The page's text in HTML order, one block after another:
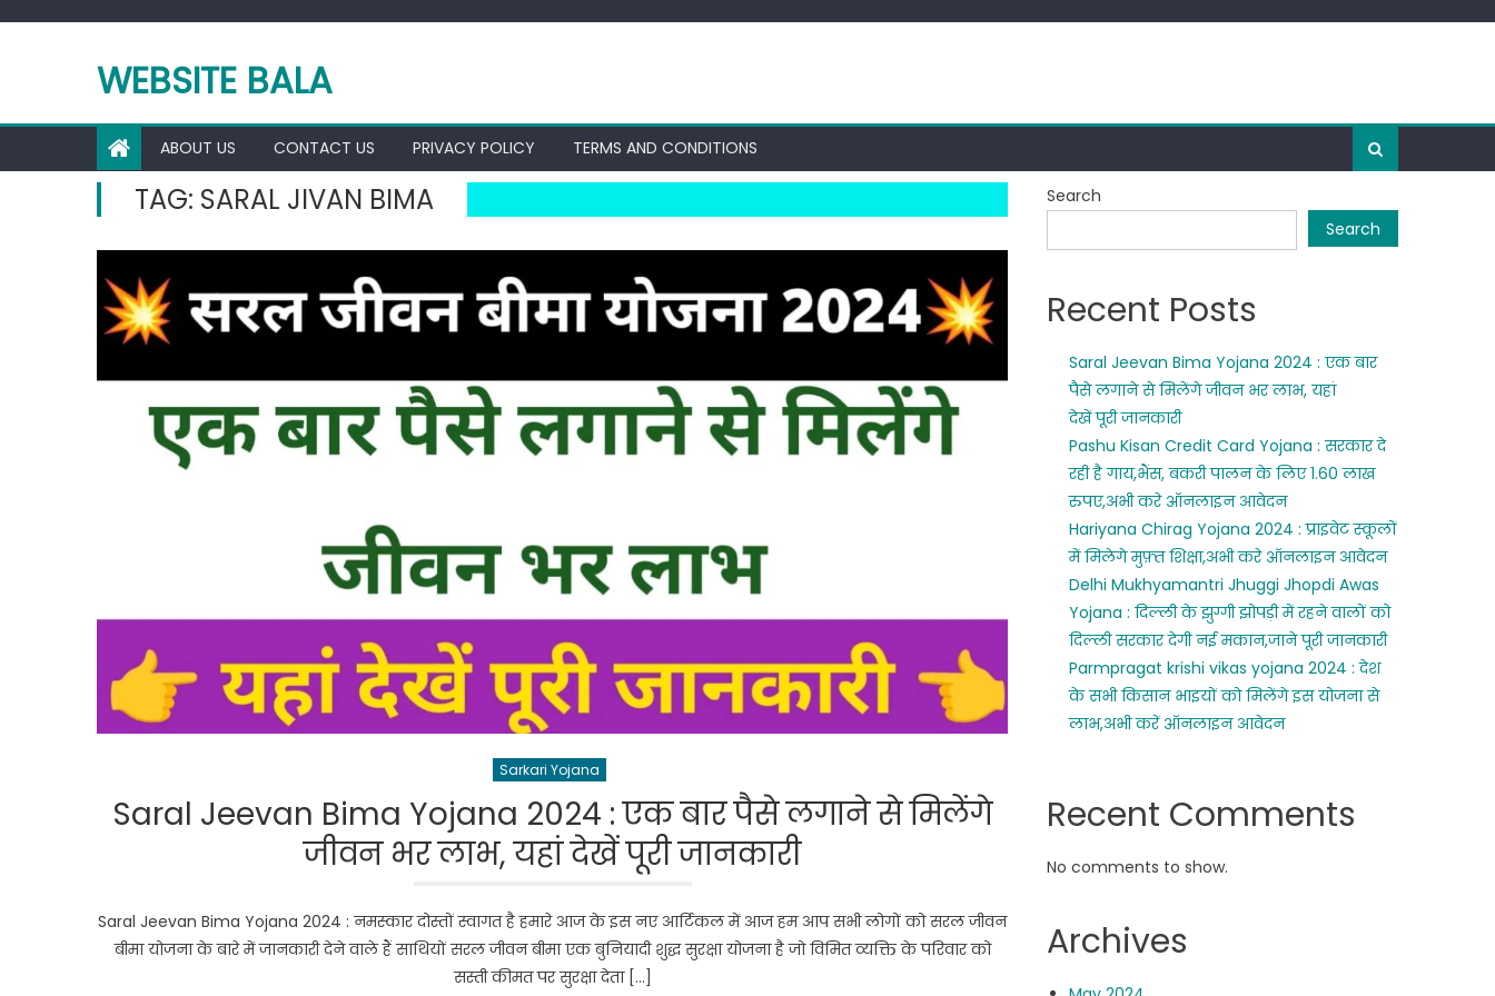
WEBSITE BALA
ABOUT US CONTACT US PRIVACY POLICY TERMS AND CONDITIONS
TAG: SARAL JIVAN BIMA
Sarkari Yojana
Saral Jeevan Bima Yojana 2024 : एक बार पैसे लगाने से मिलेंगे
जीवन भर लाभ, यहां देखें पूरी जानकारी
Saral Jeevan Bima Yojana 2024 : नमस्कार दोस्तों स्वागत है हमारे आज के इस नए आर्टिकल में आज हम आप सभी लोगों को सरल जीवन
बीमा योजना के बारे में जानकारी देने वाले हैं साथियों सरल जीवन बीमा एक बुनियादी शुद्ध सुरक्षा योजना है जो विमित व्यक्ति के परिवार को
सस्ती कीमत पर सुरक्षा देता […]
Search
Search
Recent Posts
Saral Jeevan Bima Yojana 2024 : एक बार
पैसे लगाने से मिलेंगे जीवन भर लाभ, यहां
देखें पूरी जानकारी
Pashu Kisan Credit Card Yojana : सरकार दे
रही है गाय,भैंस, बकरी पालन के लिए 1.60 लाख
रुपए,अभी करे ऑनलाइन आवेदन
Hariyana Chirag Yojana 2024 : प्राइवेट स्कूलों
में मिलेगे मुफ़्त शिक्षा,अभी करे ऑनलाइन आवेदन
Delhi Mukhyamantri Jhuggi Jhopdi Awas
Yojana : दिल्ली के झुग्गी झोपड़ी में रहने वालों को
दिल्ली सरकार देगी नई मकान,जाने पूरी जानकारी
Parmpragat krishi vikas yojana 2024 : देश
के सभी किसान भाइयों को मिलेंगे इस योजना से
लाभ,अभी करें ऑनलाइन आवेदन
Recent Comments
No comments to show.
Archives